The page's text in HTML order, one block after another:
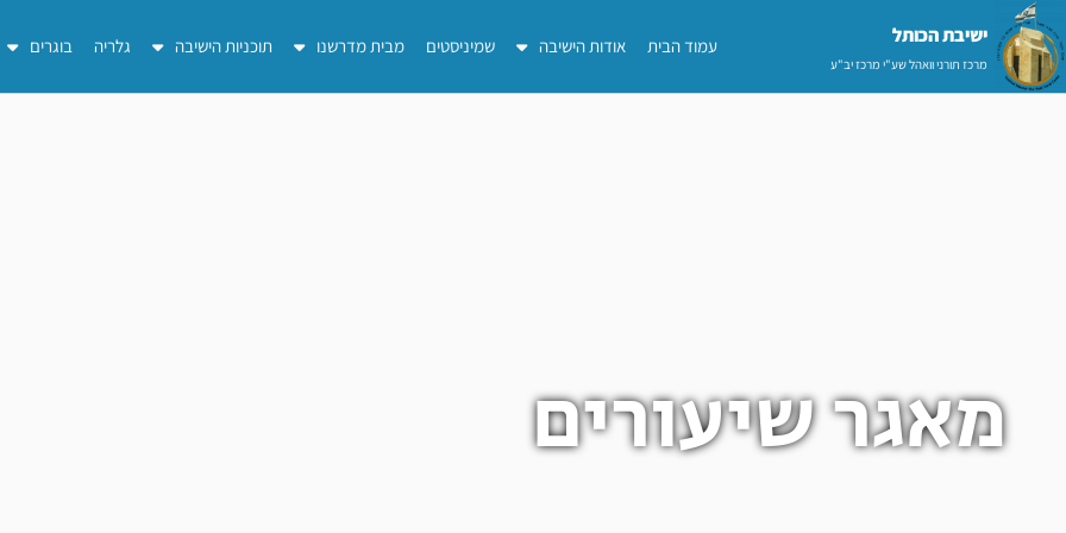
דילוג
לתוכן
ישיבת הכותל​
מרכז תורני וואהל שע"י מרכז יב"ע
עמוד הבית אודות הישיבה שמיניסטים מבית מדרשנו תוכניות הישיבה גלריה בוגרים
מאגר שיעורים